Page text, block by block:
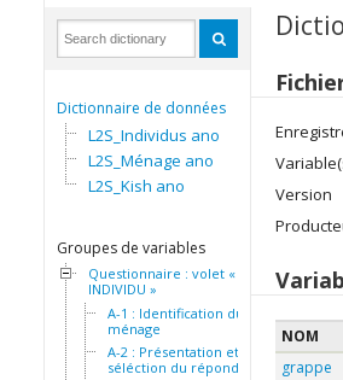
Dictionnaire de données
L2S_Individus ano
L2S_Ménage ano
L2S_Kish ano
Groupes de variables
Questionnaire : volet «
INDIVIDU »
A-1 : Identification du
ménage
A-2 : Présentation et
séléction du répondant
Version
NOM
grappe